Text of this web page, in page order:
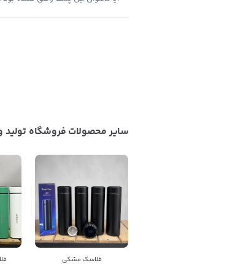
سایر محصولات فروشگاه تولید
فلاسک مشکی